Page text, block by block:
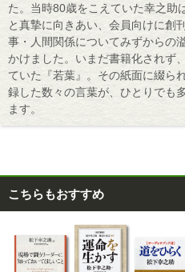
た。当時80歳をこえていた幸之助
と真摯に向きあい、会員向けに創
事・人間関係についてみずからの
かけました。いまだ書籍化されず
ていた『若葉』。その紙面に綴ら
録した数々の言葉が、ひとりでも
ます。
こちらもおすすめ